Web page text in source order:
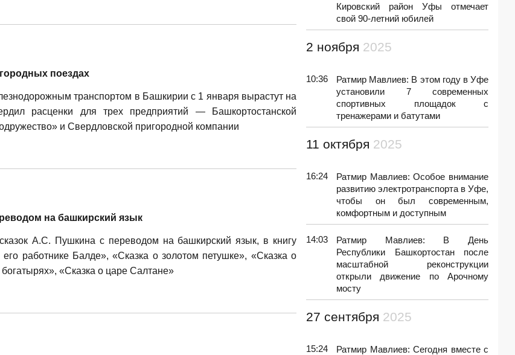
поездах
транспортом в Башкирии с 1 января вырастут на
расценки для трех предприятий — Башкортостанской
и Свердловской пригородной компании
на башкирский язык
А.С. Пушкина с переводом на башкирский язык, в книгу
работнике Балде», «Сказка о золотом петушке», «Сказка о
«Сказка о царе Салтане»
Кировский район Уфы отмечает
свой 90-летний юбилей
2 ноября 2025
10:36
Ратмир Мавлиев: В этом году в Уфе
установили 7 современных
спортивных площадок с
тренажерами и батутами
11 октября 2025
16:24
Ратмир Мавлиев: Особое внимание
развитию электротранспорта в Уфе,
чтобы он был современным,
комфортным и доступным
14:03
Ратмир Мавлиев: В День
Республики Башкортостан после
масштабной реконструкции
открыли движение по Арочному
мосту
27 сентября 2025
15:24
Ратмир Мавлиев: Сегодня вместе с